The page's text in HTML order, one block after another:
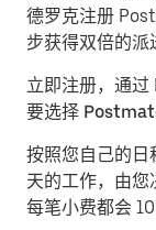
德罗克注册
步获得双倍的派
立即注册，通过
要选择
按照您自己的日
天的工作，由
每笔小费都会